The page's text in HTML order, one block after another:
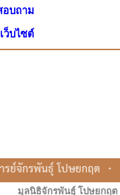
บถาม
ว็บไซต์
มูลนิธิจักรพันธุ์ โปษยกฤต